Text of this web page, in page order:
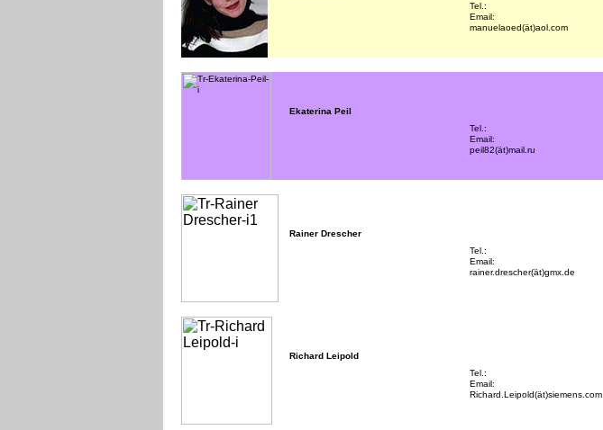
Tel.:
Email:
manuelaoed(ät)aol.com
Ekaterina Peil
Tel.:
Email:
peil82(ät)mail.ru
Rainer Drescher
Tel.:
Email:
rainer.drescher(ät)gmx.de
Richard Leipold
Tel.:
Email:
Richard.Leipold(ät)siemens.com